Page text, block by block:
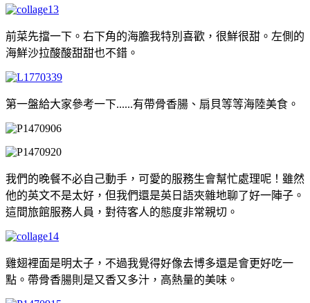
前菜先擋一下。右下角的海膽我特別喜歡，很鮮很甜。左側的
海鮮沙拉酸酸甜甜也不錯。
第一盤給大家參考一下......有帶骨香腸、扇貝等等海陸美食。
我們的晚餐不必自己動手，可愛的服務生會幫忙處理呢！雖然
他的英文不是太好，但我們還是英日語夾雜地聊了好一陣子。
這間旅館服務人員，對待客人的態度非常親切。
雞翅裡面是明太子，不過我覺得好像去博多還是會更好吃一
點。帶骨香腸則是又香又多汁，高熱量的美味。